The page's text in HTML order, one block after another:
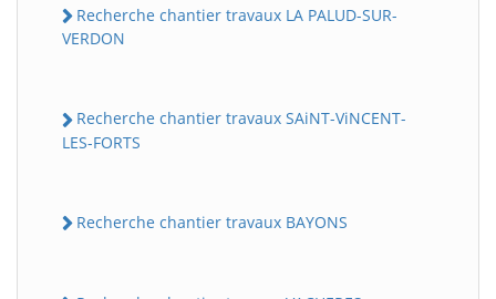
Recherche chantier travaux LA PALUD-SUR-
VERDON
Recherche chantier travaux SAiNT-ViNCENT-
LES-FORTS
Recherche chantier travaux BAYONS